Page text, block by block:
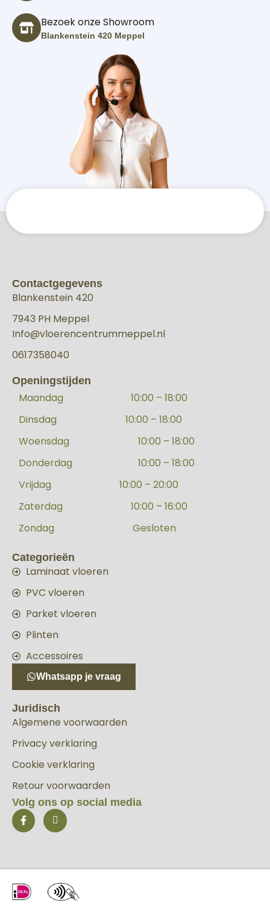
Bezoek onze Showroom
Blankenstein 420 Meppel
Contactgegevens
Blankenstein 420
7943 PH Meppel
Info@vloerencentrummeppel.nl
0617358040
Openingstijden
Maandag
10:00 – 18:00
Dinsdag
10:00 – 18:00
Woensdag
10:00 – 18:00
Donderdag
10:00 – 18:00
Vrijdag
10:00 – 20:00
Zaterdag
10:00 – 16:00
Zondag
Gesloten
Categorieën
Laminaat vloeren
PVC vloeren
Parket vloeren
Plinten
Accessoires
Whatsapp je vraag
Juridisch
Algemene voorwaarden
Privacy verklaring
Cookie verklaring
Retour voorwaarden
Volg ons op social media